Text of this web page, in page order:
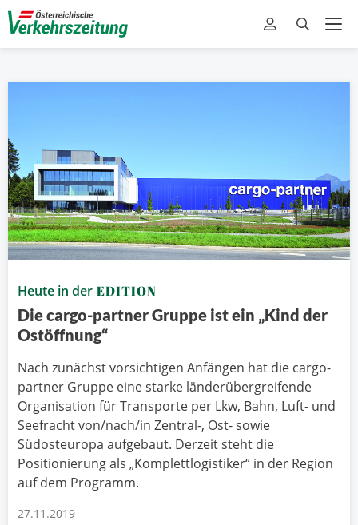
Heute in der EDITION
Die cargo-partner Gruppe ist ein „Kind der
Ostöffnung“
Nach zunächst vorsichtigen Anfängen hat die cargo-
partner Gruppe eine starke länderübergreifende
Organisation für Transporte per Lkw, Bahn, Luft- und
Seefracht von/nach/in Zentral-, Ost- sowie
Südosteuropa aufgebaut. Derzeit steht die
Positionierung als „Komplettlogistiker“ in der Region
auf dem Programm.
27.11.2019